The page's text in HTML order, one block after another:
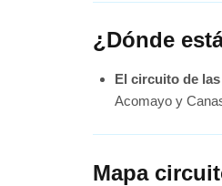
¿Dónde
El circuito de
Acomayo y
Mapa